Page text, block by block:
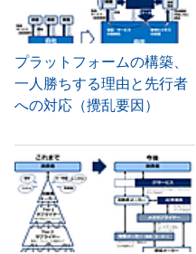
プラットフォームの構築、
一人勝ちする理由と先行者
への対応（攪乱要因）